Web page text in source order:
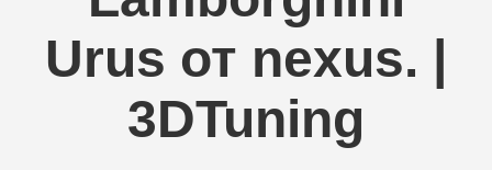
Urus от nexus. |
3DTuning